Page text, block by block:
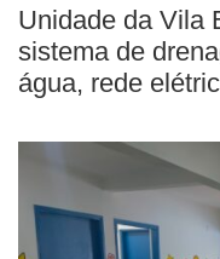
Unidade da Vila
sistema de
água, rede